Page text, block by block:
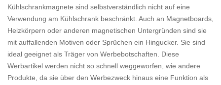
Kühlschrankmagnete sind selbstverständlich nicht auf eine
Verwendung am Kühlschrank beschränkt. Auch an Magnetboards,
Heizkörpern oder anderen magnetischen Untergründen sind sie
mit auffallenden Motiven oder Sprüchen ein Hingucker. Sie sind
ideal geeignet als Träger von Werbebotschaften. Diese
Werbartikel werden nicht so schnell weggeworfen, wie andere
Produkte, da sie über den Werbezweck hinaus eine Funktion als